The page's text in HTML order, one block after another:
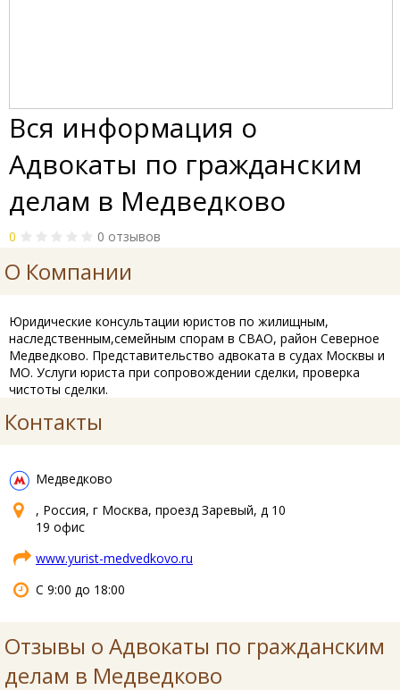
Вся информация о
Адвокаты по гражданским
делам в Медведково
0 0 отзывов
О Компании
Юридические консультации юристов по жилищным,
наследственным,семейным спорам в СВАО, район Северное
Медведково. Представительство адвоката в судах Москвы и
МО. Услуги юриста при сопровождении сделки, проверка
чистоты сделки.
Контакты
Медведково
, Россия, г Москва, проезд Заревый, д 10
19 офис
www.yurist-medvedkovo.ru
С 9:00 до 18:00
Отзывы о Адвокаты по гражданским
делам в Медведково